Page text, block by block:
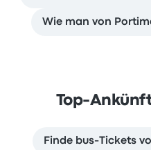
Wie man von
Top-
Finde bus-Tickets